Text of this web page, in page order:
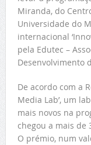
Miranda, do
Universidade do
internacional
pela Edutec –
Desenvolvimento
De acordo com a
Media Lab’, um
mais novos na
chegou a mais de
O prémio, num